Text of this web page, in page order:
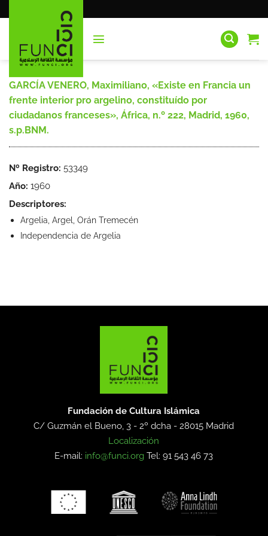
al
GARCÍA VENERO, Maximiliano, «Existe en Francia un
frente interior pro argelino, constituído por
ciudadanos franceses», África, n.º 222, Madrid, 1960,
s.p.BNM.
Nº Registro: 53349
Año: 1960
Descriptores:
Argelia, Argel, Orán Tremecén
Independencia de Argelia
Fundación de Cultura Islámica
C/ Guzmán el Bueno, 3 - 2º dcha -28015 Madrid
Localización
E-mail: info@funci.org Tel: 91 543 46 73